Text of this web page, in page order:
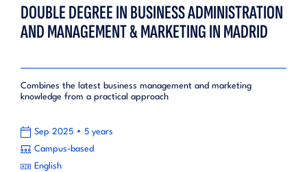
DOUBLE DEGREE IN BUSINESS ADMINISTRATION
AND MANAGEMENT & MARKETING IN MADRID
Combines the latest business management and marketing
knowledge from a practical approach
Sep 2025 • 5 years
Campus-based
English